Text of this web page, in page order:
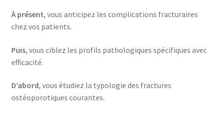
À présent, vous anticipez les complications fracturaires
chez vos patients.
Puis, vous ciblez les profils pathologiques spécifiques avec
efficacité.
D’abord, vous étudiez la typologie des fractures
ostéoporotiques courantes.